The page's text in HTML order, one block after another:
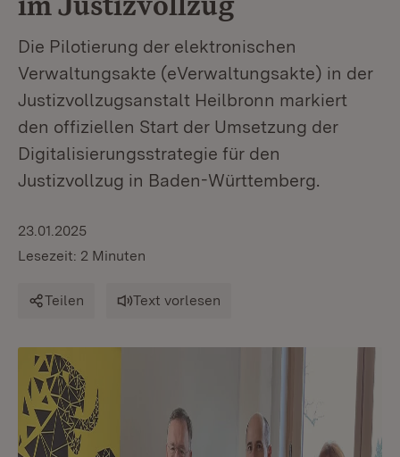
Die Pilotierung der elektronischen
Verwaltungsakte (eVerwaltungsakte) in der
Justizvollzugsanstalt Heilbronn markiert
den offiziellen Start der Umsetzung der
Digitalisierungsstrategie für den
Justizvollzug in Baden-Württemberg.
23.01.2025
Lesezeit: 2 Minuten
Teilen Text vorlesen